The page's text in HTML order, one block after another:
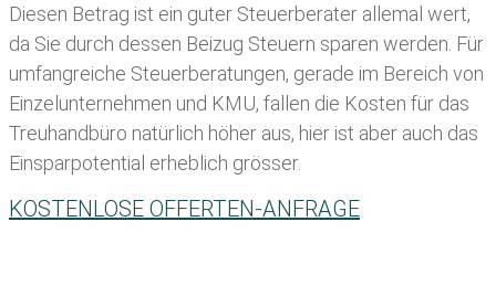
Diesen Betrag ist ein guter Steuerberater allemal wert,
da Sie durch dessen Beizug Steuern sparen werden. Für
umfangreiche Steuerberatungen, gerade im Bereich von
Einzelunternehmen und KMU, fallen die Kosten für das
Treuhandbüro natürlich höher aus, hier ist aber auch das
Einsparpotential erheblich grösser.
KOSTENLOSE OFFERTEN-ANFRAGE